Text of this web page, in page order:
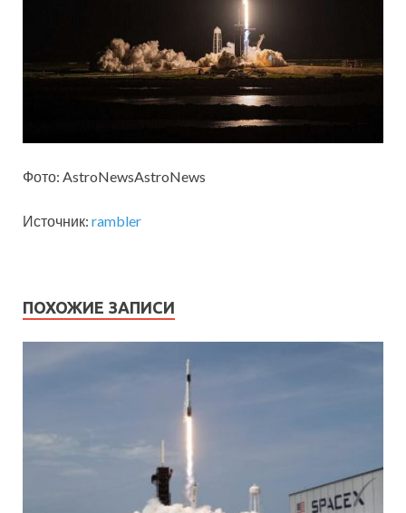
Фото: AstroNewsAstroNews
Источник: rambler
ПОХОЖИЕ ЗАПИСИ